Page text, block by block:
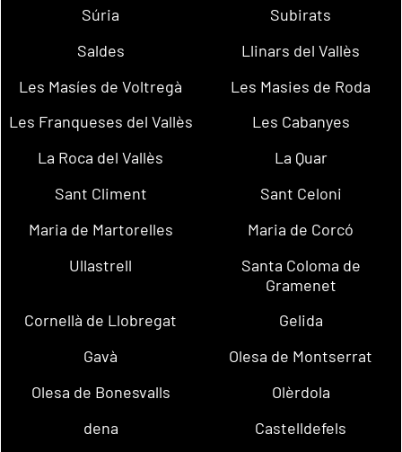
Súria
Subirats
Saldes
Llinars del Vallès
Les Masíes de Voltregà
Les Masies de Roda
Les Franqueses del Vallès
Les Cabanyes
La Roca del Vallès
La Quar
Sant Climent
Sant Celoni
Maria de Martorelles
Maria de Corcó
Ullastrell
Santa Coloma de
Gramenet
Cornellà de Llobregat
Gelida
Gavà
Olesa de Montserrat
Olesa de Bonesvalls
Olèrdola
dena
Castelldefels